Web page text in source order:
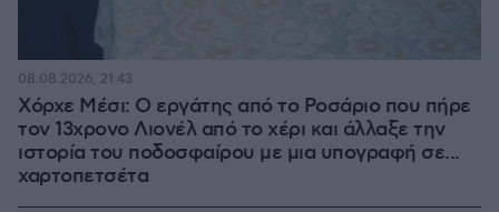
Χόρχε Μέσι: Ο εργάτης από το Ροσάριο που πήρε
τον 13χρονο Λιονέλ από το χέρι και άλλαξε την
ιστορία του ποδοσφαίρου με μια υπογραφή σε...
χαρτοπετσέτα
08.08.2026, 21:43